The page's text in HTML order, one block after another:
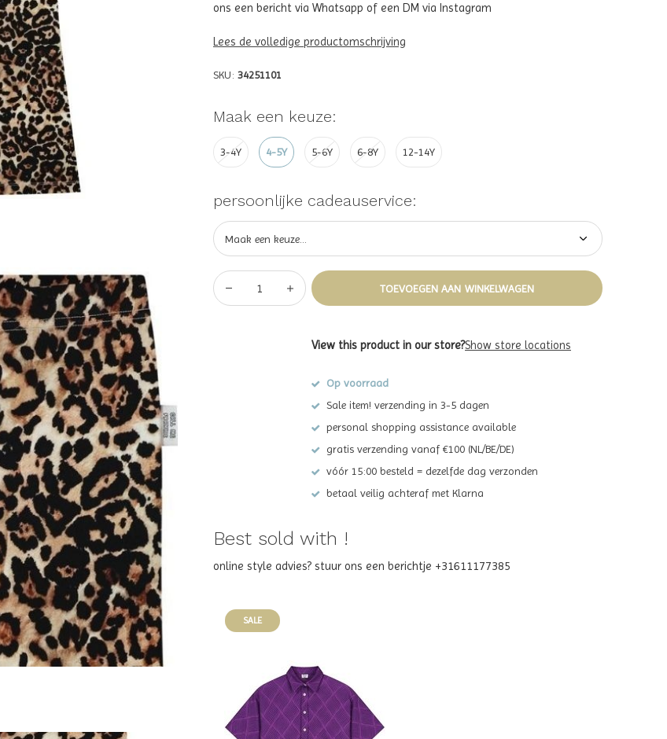
ons een bericht via Whatsapp of een DM via Instagram
Lees de volledige productomschrijving
SKU: 34251101
Maak een keuze:
3-4Y 4-5Y 5-6Y 6-8Y 12-14Y
persoonlijke cadeauservice:
TOEVOEGEN AAN WINKELWAGEN
View this product in our store?Show store locations
Op voorraad
Sale item! verzending in 3-5 dagen
personal shopping assistance available
gratis verzending vanaf €100 (NL/BE/DE)
vóór 15:00 besteld = dezelfde dag verzonden
betaal veilig achteraf met Klarna
Best sold with !
online style advies? stuur ons een berichtje +31611177385
SALE